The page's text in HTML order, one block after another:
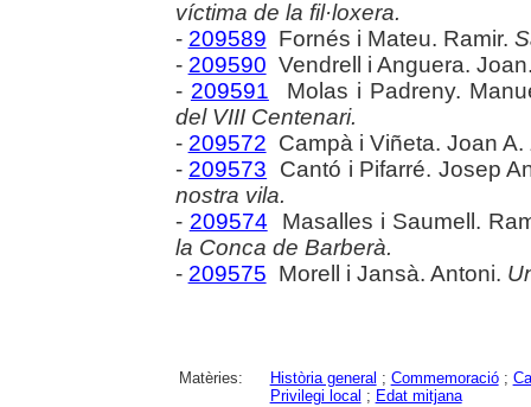
víctima de la fil·loxera.
- 209589 Fornés i Mateu. Ramir.
- 209590 Vendrell i Anguera.
- 209591 Molas i Padreny.
del VIII Centenari.
- 209572 Campà i Viñeta. Joan A.
- 209573 Cantó i Pifarré. Josep
nostra vila.
- 209574 Masalles i Saumell.
la Conca de Barberà.
- 209575 Morell i Jansà. Antoni.
Matèries: Història general ; Commemoració;
Privilegi local ; Edat mitjana